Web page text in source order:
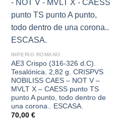
Añadir
lista de
IMPERIO ROMANO
AE3 Crispo (316-326 d.C).
Tesalónica. 2,82 g. CRISPVS
NOBILISS CAES – NOT V –
MVLT X – CAESS punto TS
punto A punto, todo dentro de
una corona.. ESCASA.
70,00 €